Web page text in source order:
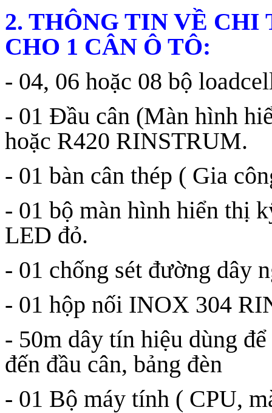
2. THÔNG TIN VỀ
CHO 1 CÂN Ô TÔ:
- 04, 06 hoặc 08 bộ
- 01 Đầu cân (Màn hình
hoặc R420 RINSTRUM.
- 01 bàn cân thép ( Gia
- 01 bộ màn hình hiển thị
LED đỏ.
- 01 chống sét đường dây
- 01 hộp nối INOX 304
- 50m dây tín hiệu dùng
đến đầu cân, bảng đèn
- 01 Bộ máy tính ( CPU,